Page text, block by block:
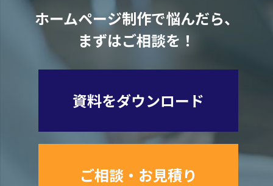
ホームページ制作で悩んだら、
まずはご相談を！
資料をダウンロード
ご相談・お見積り